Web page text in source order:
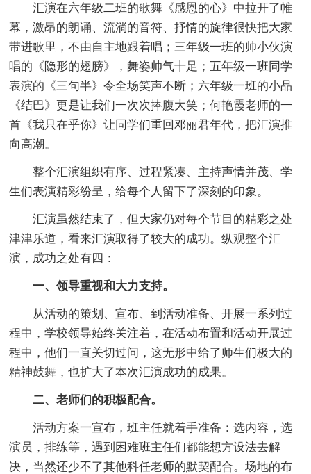
汇演在六年级二班的歌舞《感恩的心》中拉开了帷
幕，激昂的朗诵、流淌的音符、抒情的旋律很快把大家
带进歌里，不由自主地跟着唱；三年级一班的帅小伙演
唱的《隐形的翅膀》，舞姿帅气十足；五年级一班同学
表演的《三句半》令全场笑声不断；六年级一班的小品
《结巴》更是让我们一次次捧腹大笑；何艳霞老师的一
首《我只在乎你》让同学们重回邓丽君年代，把汇演推
向高潮。
整个汇演组织有序、过程紧凑、主持声情并茂、学
生们表演精彩纷呈，给每个人留下了深刻的印象。
汇演虽然结束了，但大家仍对每个节目的精彩之处
津津乐道，看来汇演取得了较大的成功。纵观整个汇
演，成功之处有四：
一、领导重视和大力支持。
从活动的策划、宣布、到活动准备、开展一系列过
程中，学校领导始终关注着，在活动布置和活动开展过
程中，他们一直关切过问，这无形中给了师生们极大的
精神鼓舞，也扩大了本次汇演成功的成果。
二、老师们的积极配合。
活动方案一宣布，班主任就着手准备：选内容，选
演员，排练等，遇到困难班主任们都能想方设法去解
决，当然还少不了其他科任老师的默契配合。场地的布